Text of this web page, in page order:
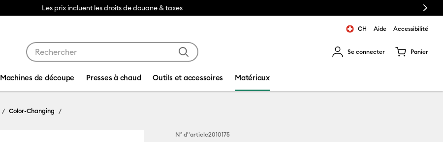
Les prix incluent les droits de douane & taxes Next
CH Aide Accessibilité
Se connecter Panier
Machines de découpe Presses à chaud Outils et accessoires Matériaux
Color-Changing
N° d''article2010175